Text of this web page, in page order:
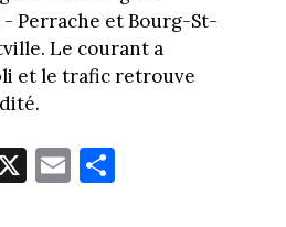
Perrache et Bourg-St-
Le courant a
et le trafic retrouve
X E
m
Pa
rt